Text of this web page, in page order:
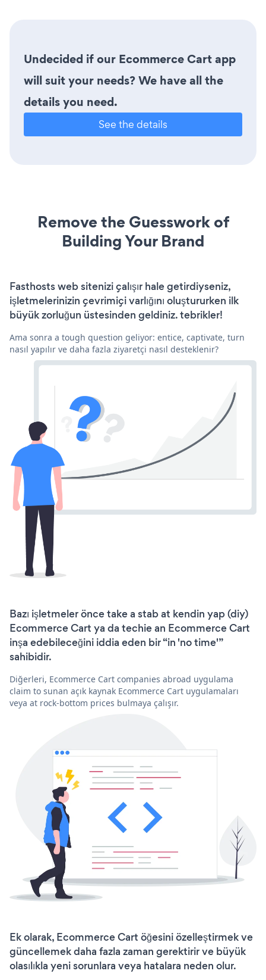
Undecided if our Ecommerce Cart app
will suit your needs? We have all the
details you need.
See the details
Remove the Guesswork of
Building Your Brand
Fasthosts web sitenizi çalışır hale getirdiyseniz,
işletmelerinizin çevrimiçi varlığını oluştururken ilk
büyük zorluğun üstesinden geldiniz. tebrikler!
Ama sonra a tough question geliyor: entice, captivate, turn
nasıl yapılır ve daha fazla ziyaretçi nasıl desteklenir?
Bazı işletmeler önce take a stab at kendin yap (diy)
Ecommerce Cart ya da techie an Ecommerce Cart
inşa edebileceğini iddia eden bir “in 'no time'”
sahibidir.
Diğerleri, Ecommerce Cart companies abroad uygulama
claim to sunan açık kaynak Ecommerce Cart uygulamaları
veya at rock-bottom prices bulmaya çalışır.
Ek olarak, Ecommerce Cart öğesini özelleştirmek ve
güncellemek daha fazla zaman gerektirir ve büyük
olasılıkla yeni sorunlara veya hatalara neden olur.